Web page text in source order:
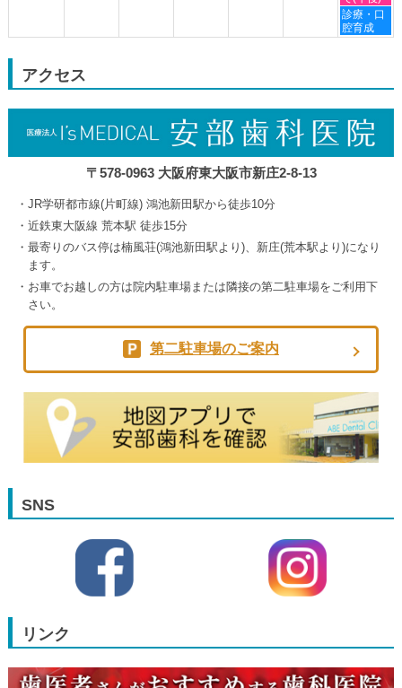
30th
3rd
4th
9
月
5th
土
曜
日,
診療・口
腔育成
アクセス
〒578-0963 大阪府東大阪市新庄2-8-13
JR学研都市線(片町線) 鴻池新田駅から徒歩10分
近鉄東大阪線 荒本駅 徒歩15分
最寄りのバス停は楠風荘(鴻池新田駅より)、新庄(荒本駅より)になり
ます。
お車でお越しの方は院内駐車場または隣接の第二駐車場をご利用下
さい。
第二駐車場のご案内
SNS
リンク